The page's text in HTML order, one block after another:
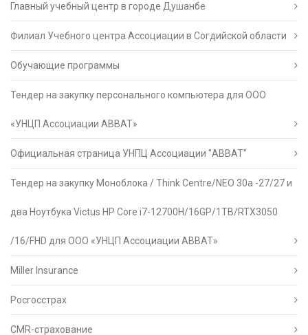
Главный учебный центр в городе Душанбе
Филиал Учебного центра Ассоциации в Согдийской области
Обучающие программы
Тендер на закупку персонального компьютера для ООО
«УНЦП Ассоциации АВВАТ»
Официальная страница УНПЦ Ассоциации "АВВАТ"
Тендер на закупку Моноблока / Think Centre/NEO 30a -27/27 и
два Ноутбука Victus HP Core i7-12700H/16GP/1TB/RTX3050
/16/FHD для ООО «УНЦП Ассоциации АВВАТ»
Miller Insurance
Росгосстрах
CMR-страхование